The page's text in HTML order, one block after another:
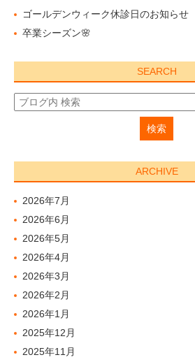
ゴールデンウィーク休診日のお知らせ
卒業シーズン🌸
SEARCH
ARCHIVE
2026年7月
2026年6月
2026年5月
2026年4月
2026年3月
2026年2月
2026年1月
2025年12月
2025年11月